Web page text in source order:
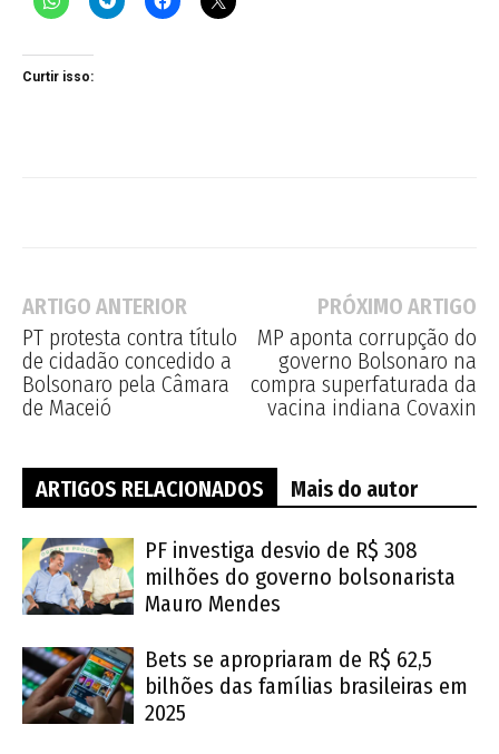
Curtir isso:
ARTIGO ANTERIOR
PT protesta contra título
de cidadão concedido a
Bolsonaro pela Câmara
de Maceió
PRÓXIMO ARTIGO
MP aponta corrupção do
governo Bolsonaro na
compra superfaturada da
vacina indiana Covaxin
ARTIGOS RELACIONADOS Mais do autor
PF investiga desvio de R$ 308
milhões do governo bolsonarista
Mauro Mendes
Bets se apropriaram de R$ 62,5
bilhões das famílias brasileiras em
2025